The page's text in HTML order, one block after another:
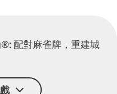
配對麻雀牌，重建城